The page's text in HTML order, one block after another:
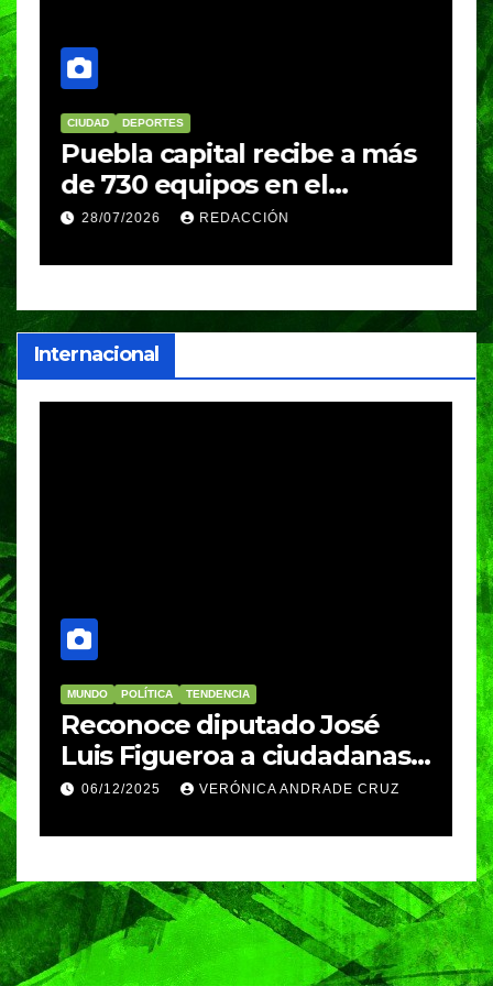
CIUDAD DEPORTES
Puebla capital recibe a más
de 730 equipos en el
Festival Máster de Voleibol
28/07/2026 REDACCIÓN
Internacional
MUNDO POLÍTICA TENDENCIA
Reconoce diputado José
Luis Figueroa a ciudadanas y
ciudadanos que
06/12/2025 VERÓNICA ANDRADE CRUZ